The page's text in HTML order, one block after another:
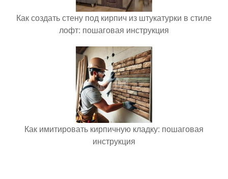
Как создать стену под кирпич из штукатурки в стиле
лофт: пошаговая инструкция
Как имитировать кирпичную кладку: пошаговая
инструкция